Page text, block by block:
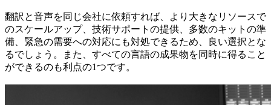
翻訳と音声を同じ会社に依頼すれば、より大きなリソースで
のスケールアップ、技術サポートの提供、多数のキットの準
備、緊急の需要への対応にも対処できるため、良い選択とな
るでしょう。また、すべての言語の成果物を同時に得ること
ができるのも利点の1つです。